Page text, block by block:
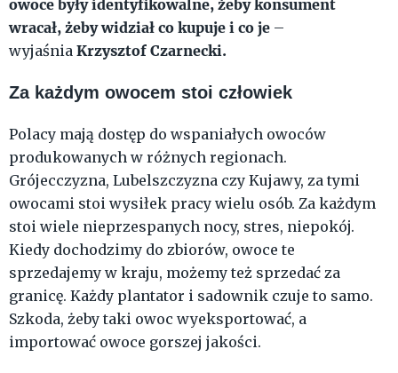
owoce były identyfikowalne, żeby konsument
wracał, żeby widział co kupuje i co je –
wyjaśnia Krzysztof Czarnecki.
Za każdym owocem stoi człowiek
Polacy mają dostęp do wspaniałych owoców
produkowanych w różnych regionach.
Grójecczyzna, Lubelszczyzna czy Kujawy, za tymi
owocami stoi wysiłek pracy wielu osób. Za każdym
stoi wiele nieprzespanych nocy, stres, niepokój.
Kiedy dochodzimy do zbiorów, owoce te
sprzedajemy w kraju, możemy też sprzedać za
granicę. Każdy plantator i sadownik czuje to samo.
Szkoda, żeby taki owoc wyeksportować, a
importować owoce gorszej jakości.